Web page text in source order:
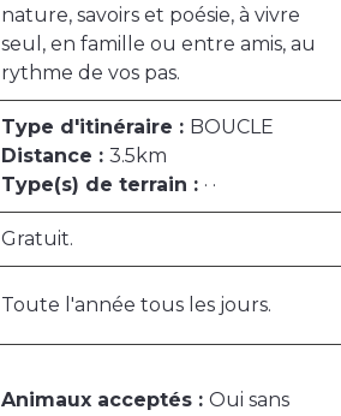
nature, savoirs et poésie, à vivre
seul, en famille ou entre amis, au
rythme de vos pas.
Type d'itinéraire : BOUCLE
Distance : 3.5km
Type(s) de terrain : · ·
Gratuit.
Toute l'année tous les jours.
Animaux acceptés : Oui sans